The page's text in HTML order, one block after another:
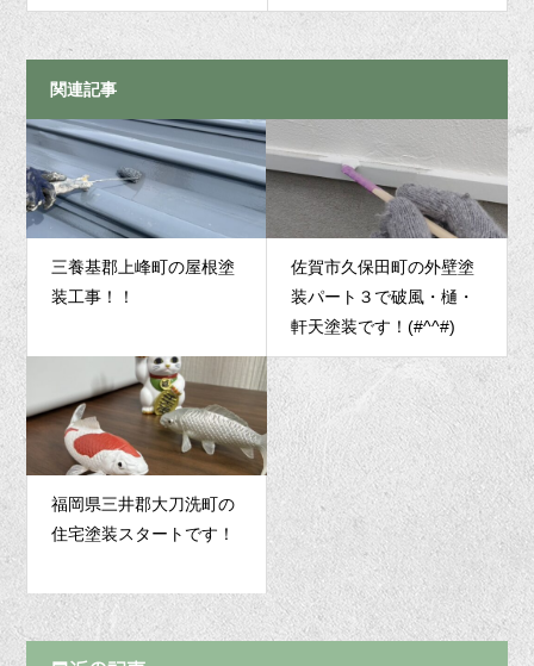
関連記事
三養基郡上峰町の屋根塗
装工事！！
佐賀市久保田町の外壁塗
装パート３で破風・樋・
軒天塗装です！(#^^#)
福岡県三井郡大刀洗町の
住宅塗装スタートです！